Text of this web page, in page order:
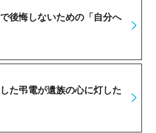
後悔しないための「自分へ
た弔電が遺族の心に灯した